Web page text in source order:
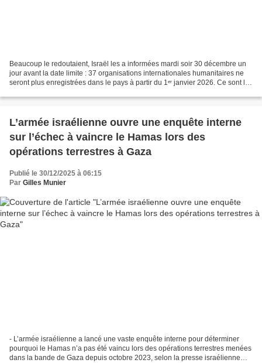
Beaucoup le redoutaient, Israël les a informées mardi soir 30 décembre un
jour avant la date limite : 37 organisations internationales humanitaires ne
seront plus enregistrées dans le pays à partir du 1ᵉʳ janvier 2026. Ce sont les
L’armée israélienne ouvre une enquête interne
sur l’échec à vaincre le Hamas lors des
opérations terrestres à Gaza
Publié le 30/12/2025 à 06:15
Par Gilles Munier
- L’armée israélienne a lancé une vaste enquête interne pour déterminer
pourquoi le Hamas n’a pas été vaincu lors des opérations terrestres menées
dans la bande de Gaza depuis octobre 2023, selon la presse israélienne